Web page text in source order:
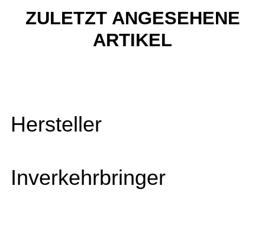
ZULETZT ANGESEHENE
ARTIKEL
Hersteller
Inverkehrbringer